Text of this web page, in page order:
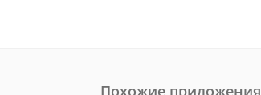
Похожие приложения